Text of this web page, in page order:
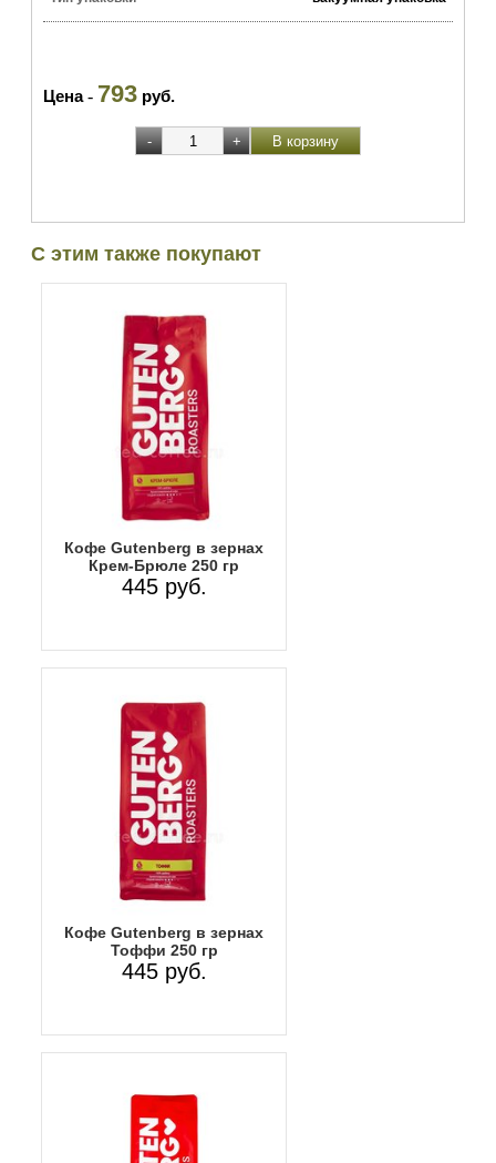
Цена- 793 руб.
С этим также покупают
Кофе Gutenberg в зернах
Крем-Брюле 250 гр
445 руб.
Кофе Gutenberg в зернах
Тоффи 250 гр
445 руб.